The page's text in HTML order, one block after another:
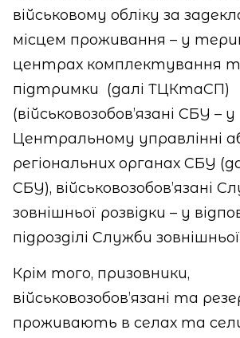
військовому обліку за
місцем проживання – у
центрах комплектування
підтримки (далі ТЦКтаСП)
(військовозобов’язані СБУ – у
Центральному управлінні
регіональних органах СБУ
СБУ), військовозобов’язані
зовнішньої розвідки – у
підрозділі Служби
Крім того, призовники,
військовозобов’язані та
проживають в селах та